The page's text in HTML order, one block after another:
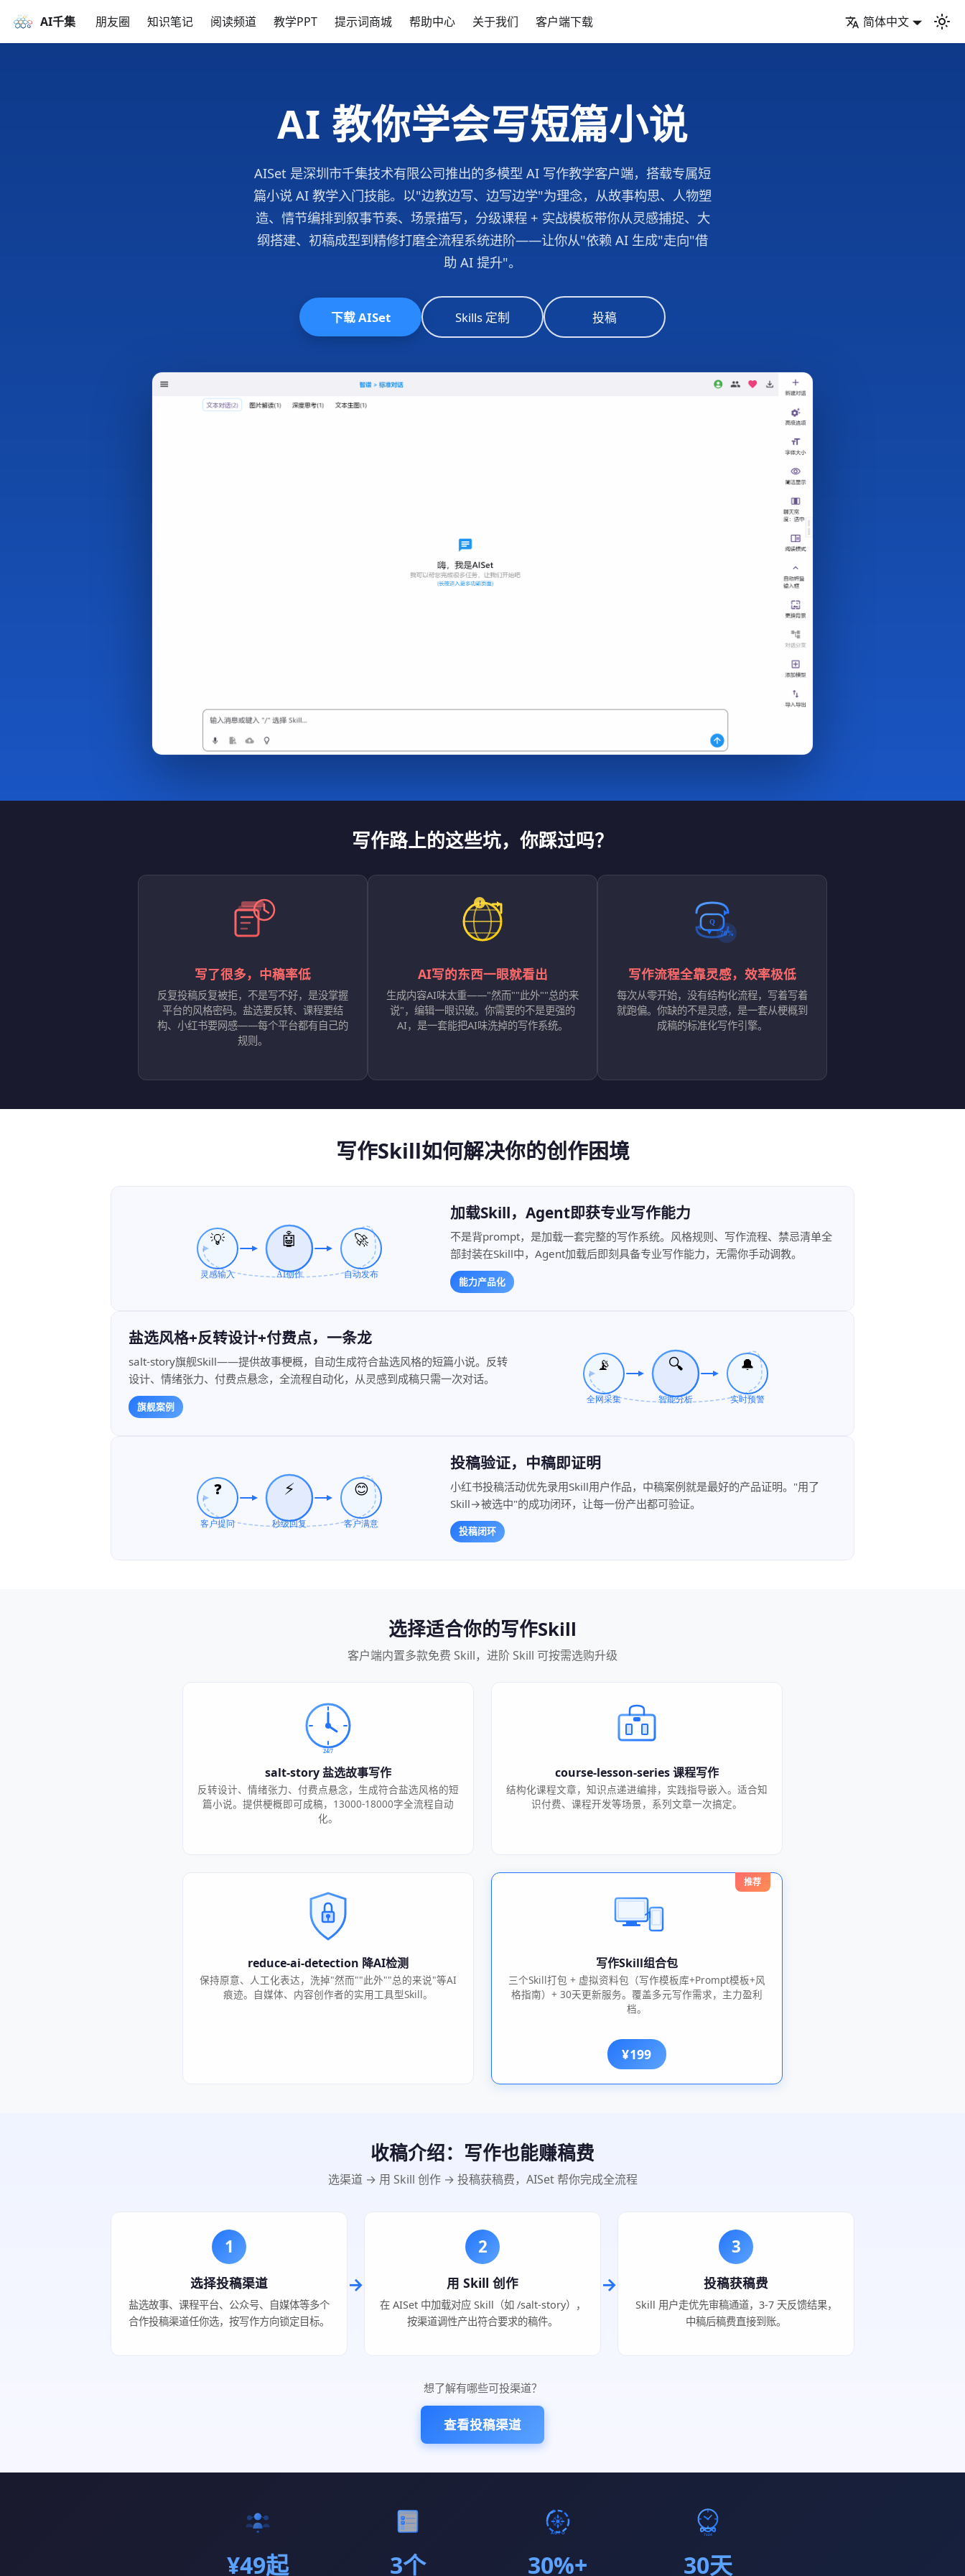
AI千集 朋友圈 知识笔记 阅读频道 教学PPT 提示词商城 帮助中心 关于我们 客户端下载 简体中文
AI 教你学会写短篇小说
AISet 是深圳市千集技术有限公司推出的多模型 AI 写作教学客户端，搭载专属短
篇小说 AI 教学入门技能。以"边教边写、边写边学"为理念，从故事构思、人物塑
造、情节编排到叙事节奏、场景描写，分级课程 + 实战模板带你从灵感捕捉、大
纲搭建、初稿成型到精修打磨全流程系统进阶——让你从"依赖 AI 生成"走向"借
助 AI 提升"。
下载 AISet Skills 定制 投稿
写作路上的这些坑，你踩过吗？
写了很多，中稿率低
反复投稿反复被拒，不是写不好，是没掌握
平台的风格密码。盐选要反转、课程要结
构、小红书要网感——每个平台都有自己的
规则。
AI写的东西一眼就看出
生成内容AI味太重——"然而""此外""总的来
说"，编辑一眼识破。你需要的不是更强的
AI，是一套能把AI味洗掉的写作系统。
写作流程全靠灵感，效率极低
每次从零开始，没有结构化流程，写着写着
就跑偏。你缺的不是灵感，是一套从梗概到
成稿的标准化写作引擎。
写作Skill如何解决你的创作困境
加载Skill，Agent即获专业写作能力
不是背prompt，是加载一套完整的写作系统。风格规则、写作流程、禁忌清单全
部封装在Skill中，Agent加载后即刻具备专业写作能力，无需你手动调教。
能力产品化
盐选风格+反转设计+付费点，一条龙
salt-story旗舰Skill——提供故事梗概，自动生成符合盐选风格的短篇小说。反转
设计、情绪张力、付费点悬念，全流程自动化，从灵感到成稿只需一次对话。
旗舰案例
投稿验证，中稿即证明
小红书投稿活动优先录用Skill用户作品，中稿案例就是最好的产品证明。"用了
Skill→被选中"的成功闭环，让每一份产出都可验证。
投稿闭环
选择适合你的写作Skill
客户端内置多款免费 Skill，进阶 Skill 可按需选购升级
salt-story 盐选故事写作
反转设计、情绪张力、付费点悬念，生成符合盐选风格的短
篇小说。提供梗概即可成稿，13000-18000字全流程自动
化。
course-lesson-series 课程写作
结构化课程文章，知识点递进编排，实践指导嵌入。适合知
识付费、课程开发等场景，系列文章一次搞定。
reduce-ai-detection 降AI检测
保持原意、人工化表达，洗掉"然而""此外""总的来说"等AI
痕迹。自媒体、内容创作者的实用工具型Skill。
推荐
写作Skill组合包
三个Skill打包 + 虚拟资料包（写作模板库+Prompt模板+风
格指南）+ 30天更新服务。覆盖多元写作需求，主力盈利
档。
¥199
收稿介绍：写作也能赚稿费
选渠道 → 用 Skill 创作 → 投稿获稿费，AISet 帮你完成全流程
1
选择投稿渠道
盐选故事、课程平台、公众号、自媒体等多个
合作投稿渠道任你选，按写作方向锁定目标。
→
2
用 Skill 创作
在 AISet 中加载对应 Skill（如 /salt-story），
按渠道调性产出符合要求的稿件。
→
3
投稿获稿费
Skill 用户走优先审稿通道，3-7 天反馈结果，
中稿后稿费直接到账。
想了解有哪些可投渠道？
查看投稿渠道
¥49起 3个 30%+ 30天